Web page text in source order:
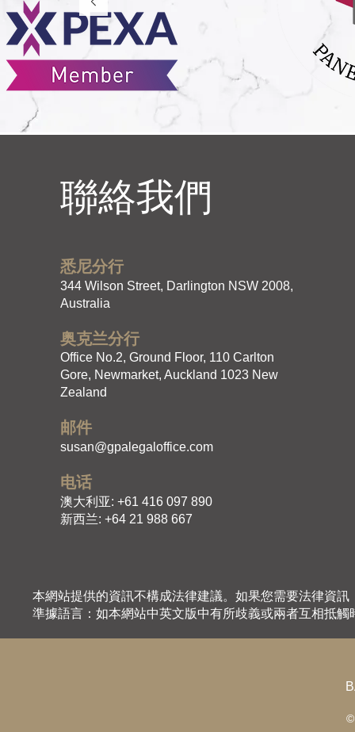
聯絡我們
悉尼分行
344 Wilson Street, Darlington NSW 2008,
Australia
奥克兰分行
Office No.2, Ground Floor, 110 Carlton
Gore, Newmarket, Auckland 1023 New
Zealand
邮件
susan@gpalegaloffice.com
​电话
澳大利亚: +61 416 097 890
新西兰: +64 21 988 667
本網站提供的資訊不構成法律建議。如果您需要法律資訊
準據語言：如本網站中英文版中有所歧義或兩者互相抵觸
©